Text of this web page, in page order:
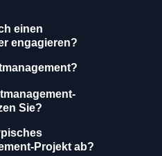
einen
engagieren?
Sie?
Projekt ab?